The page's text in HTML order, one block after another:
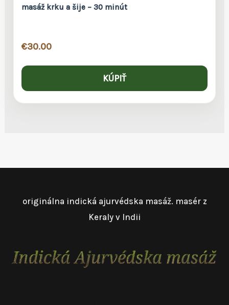
masáž krku a šije – 30 minút
€30.00
KÚPIŤ
originálna indická ajurvédska masáž. masér z
Keraly v Indii